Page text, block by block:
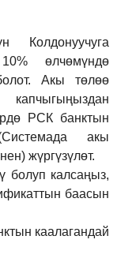
Колдонуучуга
өлчөмүндө
Акы төлөө
РСК банктын
акы
жүргүзүлөт.
болуп калсаңыз,
баасын
каалагандай